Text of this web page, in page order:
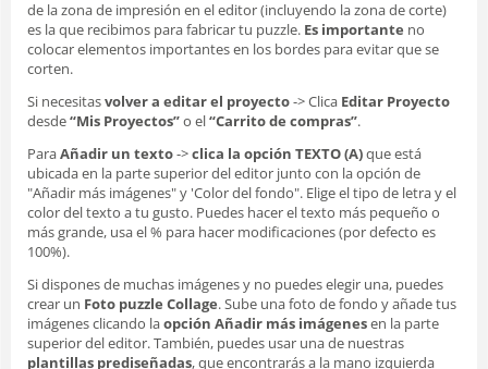
de la zona de impresión en el editor (incluyendo la zona de corte)
es la que recibimos para fabricar tu puzzle. Es importante no
colocar elementos importantes en los bordes para evitar que se
corten.
Si necesitasvolver a editar el proyecto-> Clica Editar Proyecto
desde“Mis Proyectos”o el“Carrito de compras”.
ParaAñadir un texto->clica la opción TEXTO (A)que está
ubicada en la parte superior del editor junto con la opción de
"Añadir más imágenes" y 'Color del fondo". Elige el tipo de letra y el
color del texto a tu gusto. Puedes hacer el texto más pequeño o
más grande, usa el % para hacer modificaciones (por defecto es
100%).
Si dispones de muchas imágenes y no puedes elegir una, puedes
crear un Foto puzzle Collage. Sube una foto de fondo y añade tus
imágenes clicando laopción Añadir más imágenesen la parte
superior del editor. También, puedes usar una de nuestras
plantillas prediseñadas, que encontrarás a la mano izquierda